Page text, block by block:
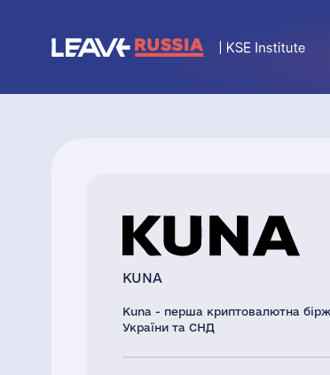
KUNA
Kuna - перша криптовалютна
України та СНД